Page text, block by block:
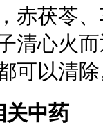
赤茯苓
清心火
可以清
关中药